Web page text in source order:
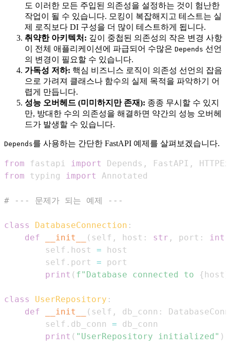
도 이러한 모든 주입된 의존성을 설정하는 것이 험난한
작업이 될 수 있습니다. 모킹이 복잡해지고 테스트는 실
제 로직보다 DI 구성을 더 많이 테스트하게 됩니다.
취약한 아키텍처: 깊이 중첩된 의존성의 작은 변경 사항
이 전체 애플리케이션에 파급되어 수많은 Depends 선언
의 변경이 필요할 수 있습니다.
가독성 저하: 핵심 비즈니스 로직이 의존성 선언의 잡음
으로 가려져 클래스나 함수의 실제 목적을 파악하기 어
렵게 만듭니다.
성능 오버헤드 (미미하지만 존재): 종종 무시할 수 있지
만, 방대한 수의 의존성을 해결하면 약간의 성능 오버헤
드가 발생할 수 있습니다.
Depends를 사용하는 간단한 FastAPI 예제를 살펴보겠습니다.
from fastapi import Depends , FastAPI ,
from typing import
# --- 문제가 되는 예제 ---
class DatabaseConnection :
def
__init__ ( self , host : str , port : int
        self
. host =
        self
. port =
print ( f"Database connected to {host
class UserRepository :
def
__init__ ( self , db_conn :
        self
. db_conn =
print ( "UserRepository initialized" )